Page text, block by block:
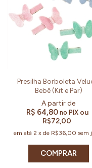
Presilha Borboleta
Bebê (Kit e Par)
R$ 64,80 no PIX ou
R$72,00
em até2 xde R$36,00 sem
COMPRAR